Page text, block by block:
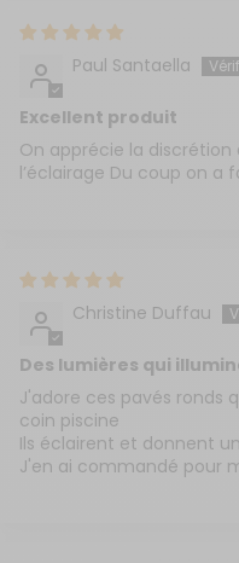
Paul Santaella
Excellent produit
On apprécie la
l’éclairage Du coup on
Christine Duffau
Des lumières qui
J'adore ces pavés ronds
coin piscine
Ils éclairent et donnent
J'en ai commandé pour